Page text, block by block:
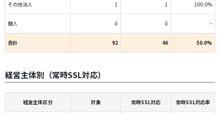
その他法人 1 1 100.0%
個人 0 0 –
合計 92 46 50.0%
経営主体別（常時SSL対応）
経営主体区分 対象 常時SSL対応 常時SSL対応率